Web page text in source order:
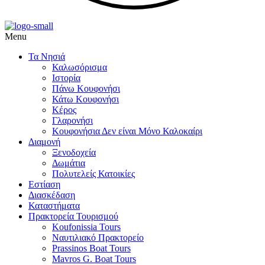
Menu
Τα Νησιά
Καλωσόρισμα
Ιστορία
Πάνω Κουφονήσι
Κάτω Κουφονήσι
Κέρος
Γλαρονήσι
Κουφονήσια Δεν είναι Μόνο Καλοκαίρι
Διαμονή
Ξενοδοχεία
Δωμάτια
Πολυτελείς Κατοικίες
Εστίαση
Διασκέδαση
Καταστήματα
Πρακτορεία Τουρισμού
Koufonissia Tours
Ναυτιλιακό Πρακτορείο
Prassinos Boat Tours
Mavros G. Boat Tours